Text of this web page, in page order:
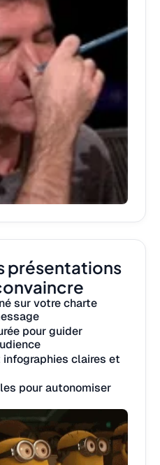
présentations
sur votre charte
pour guider
claires et
pour autonomiser